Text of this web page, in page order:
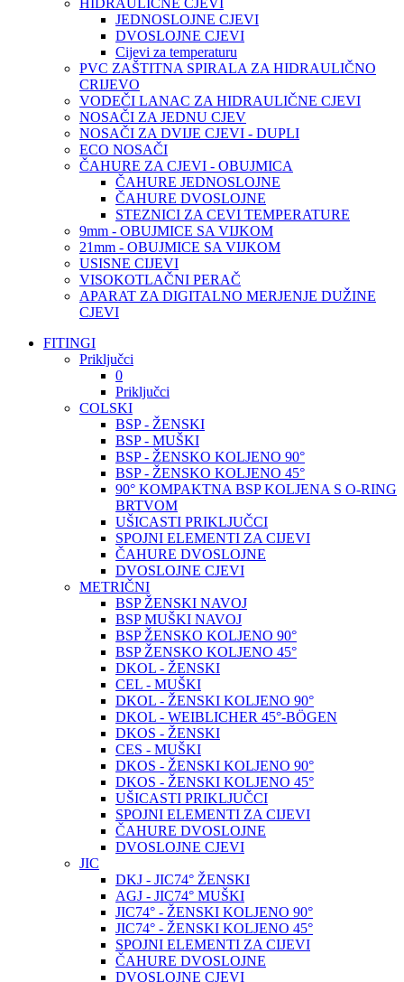
HIDRAULIČNE CJEVI
JEDNOSLOJNE CJEVI
DVOSLOJNE CJEVI
Cijevi za temperaturu
PVC ZAŠTITNA SPIRALA ZA HIDRAULIČNO
CRIJEVO
VODEČI LANAC ZA HIDRAULIČNE CJEVI
NOSAČI ZA JEDNU CJEV
NOSAČI ZA DVIJE CJEVI - DUPLI
ECO NOSAČI
ČAHURE ZA CJEVI - OBUJMICA
ČAHURE JEDNOSLOJNE
ČAHURE DVOSLOJNE
STEZNICI ZA CEVI TEMPERATURE
9mm - OBUJMICE SA VIJKOM
21mm - OBUJMICE SA VIJKOM
USISNE CIJEVI
VISOKOTLAČNI PERAČ
APARAT ZA DIGITALNO MERJENJE DUŽINE
CJEVI
FITINGI
Priključci
0
Priključci
COLSKI
BSP - ŽENSKI
BSP - MUŠKI
BSP - ŽENSKO KOLJENO 90°
BSP - ŽENSKO KOLJENO 45°
90° KOMPAKTNA BSP KOLJENA S O-RING
BRTVOM
UŠICASTI PRIKLJUČCI
SPOJNI ELEMENTI ZA CIJEVI
ČAHURE DVOSLOJNE
DVOSLOJNE CJEVI
METRIČNI
BSP ŽENSKI NAVOJ
BSP MUŠKI NAVOJ
BSP ŽENSKO KOLJENO 90°
BSP ŽENSKO KOLJENO 45°
DKOL - ŽENSKI
CEL - MUŠKI
DKOL - ŽENSKI KOLJENO 90°
DKOL - WEIBLICHER 45°-BÖGEN
DKOS - ŽENSKI
CES - MUŠKI
DKOS - ŽENSKI KOLJENO 90°
DKOS - ŽENSKI KOLJENO 45°
UŠICASTI PRIKLJUČCI
SPOJNI ELEMENTI ZA CIJEVI
ČAHURE DVOSLOJNE
DVOSLOJNE CJEVI
JIC
DKJ - JIC74° ŽENSKI
AGJ - JIC74° MUŠKI
JIC74° - ŽENSKI KOLJENO 90°
JIC74° - ŽENSKI KOLJENO 45°
SPOJNI ELEMENTI ZA CIJEVI
ČAHURE DVOSLOJNE
DVOSLOJNE CJEVI